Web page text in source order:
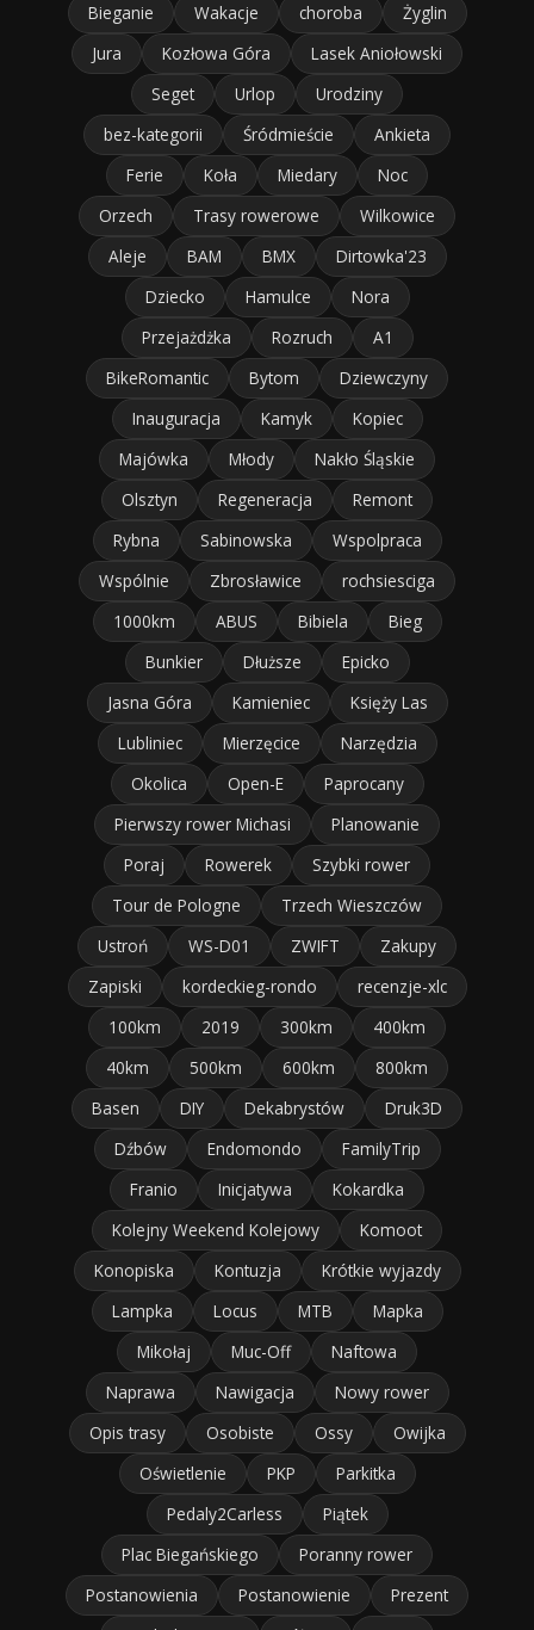
Bieganie
Wakacje choroba
Żyglin
Jura
Kozłowa Góra
Lasek Aniołowski
Seget
Urlop
Urodziny
bez-kategorii
Śródmieście
Ankieta
Ferie
Koła Miedary
Noc
Orzech
Trasy rowerowe
Wilkowice
Aleje
BAM BMX
Dirtowka'23
Dziecko
Hamulce
Nora
Przejażdżka
Rozruch
A1
BikeRomantic
Bytom
Dziewczyny
Inauguracja
Kamyk
Kopiec
Majówka
Młody
Nakło Śląskie
Olsztyn
Regeneracja
Remont
Rybna
Sabinowska
Wspolpraca
Wspólnie
Zbrosławice
rochsiesciga
1000km
ABUS Bibiela
Bieg
Bunkier
Dłuższe
Epicko
Jasna Góra
Kamieniec
Księży Las
Lubliniec
Mierzęcice
Narzędzia
Okolica
Open-E
Paprocany
Pierwszy rower Michasi
Planowanie
Poraj
Rowerek
Szybki rower
Tour de Pologne
Trzech Wieszczów
Ustroń
WS-D01 ZWIFT
Zakupy
Zapiski
kordeckieg-rondo
recenzje-xlc
100km
2019 300km
400km
40km
500km 600km
800km
Basen
DIY Dekabrystów
Druk3D
Dźbów
Endomondo
FamilyTrip
Franio
Inicjatywa
Kokardka
Kolejny Weekend Kolejowy
Komoot
Konopiska
Kontuzja
Krótkie wyjazdy
Lampka
Locus MTB
Mapka
Mikołaj
Muc-Off
Naftowa
Naprawa
Nawigacja
Nowy rower
Opis trasy
Osobiste Ossy
Owijka
Oświetlenie
PKP
Parkitka
Pedaly2Carless
Piątek
Plac Biegańskiego
Poranny rower
Postanowienia
Postanowienie
Prezent